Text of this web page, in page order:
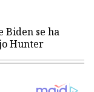
Biden se ha
Hunter